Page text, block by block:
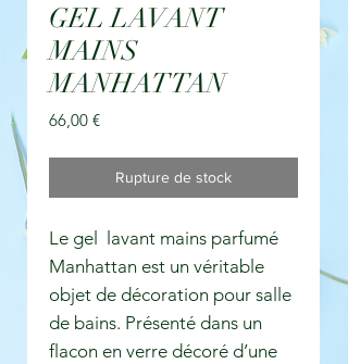
GEL LAVANT
MAINS
MANHATTAN
66,00 €Prix
Rupture de stock
Le gel lavant mains parfumé
Manhattan est un véritable
objet de décoration pour salle
de bains. Présenté dans un
flacon en verre décoré d’une